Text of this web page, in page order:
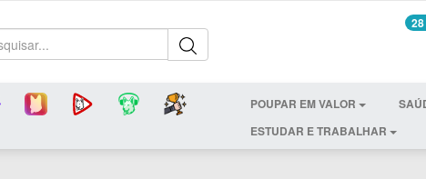
POUPAR EM VALOR
ESTUDAR E TRABALHAR